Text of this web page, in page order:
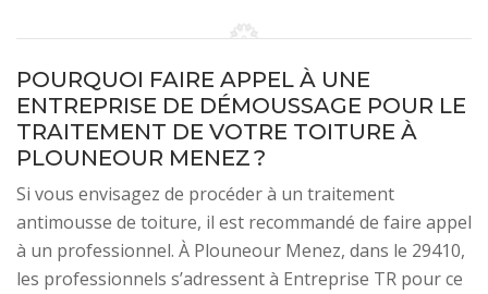
POURQUOI FAIRE APPEL À UNE
ENTREPRISE DE DÉMOUSSAGE POUR LE
TRAITEMENT DE VOTRE TOITURE À
PLOUNEOUR MENEZ ?
Si vous envisagez de procéder à un traitement
antimousse de toiture, il est recommandé de faire appel
à un professionnel. À Plouneour Menez, dans le 29410,
les professionnels s’adressent à Entreprise TR pour ce